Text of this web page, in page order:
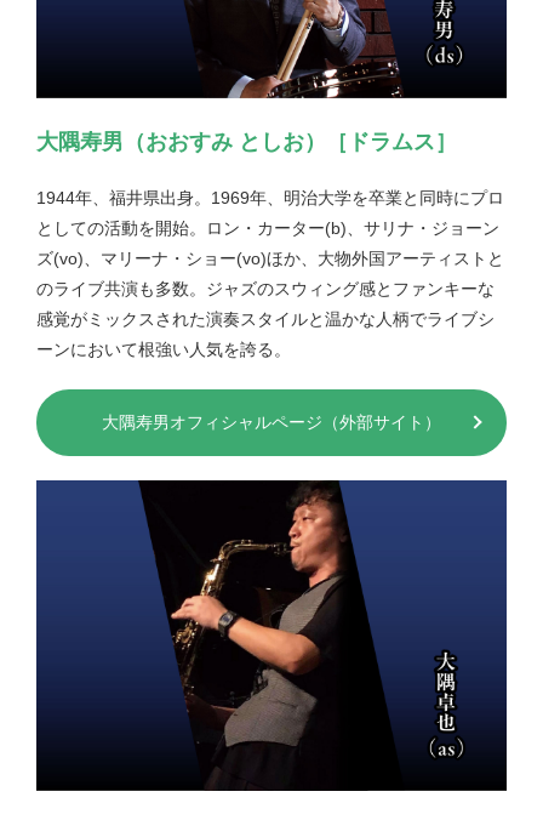
大隅寿男（おおすみ としお）［ドラムス］
1944年、福井県出身。1969年、明治大学を卒業と同時にプロ
としての活動を開始。ロン・カーター(b)、サリナ・ジョーン
ズ(vo)、マリーナ・ショー(vo)ほか、大物外国アーティストと
のライブ共演も多数。ジャズのスウィング感とファンキーな
感覚がミックスされた演奏スタイルと温かな人柄でライブシ
ーンにおいて根強い人気を誇る。
大隅寿男オフィシャルページ（外部サイト）